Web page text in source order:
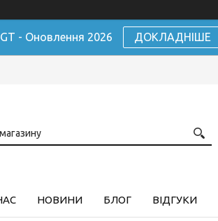
- Оновлення 2026 ДОКЛАДНІШЕ
НОВИНИ БЛОГ ВІДГУКИ